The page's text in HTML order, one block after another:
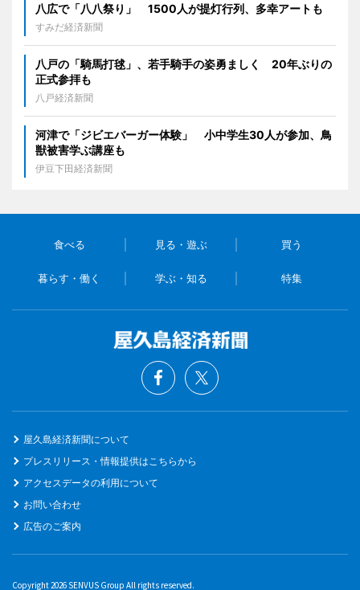
八広で「八八祭り」 1500人が提灯行列、多幸アートも
すみだ経済新聞
八戸の「騎馬打毬」、若手騎手の姿勇ましく 20年ぶりの
正式参拝も
八戸経済新聞
河津で「ジビエバーガー体験」 小中学生30人が参加、鳥
獣被害学ぶ講座も
伊豆下田経済新聞
食べる 見る・遊ぶ 買う
暮らす・働く 学ぶ・知る 特集
屋久島経済新聞について
プレスリリース・情報提供はこちらから
アクセスデータの利用について
お問い合わせ
広告のご案内
Copyright 2026 SENVUS Group All rights reserved.